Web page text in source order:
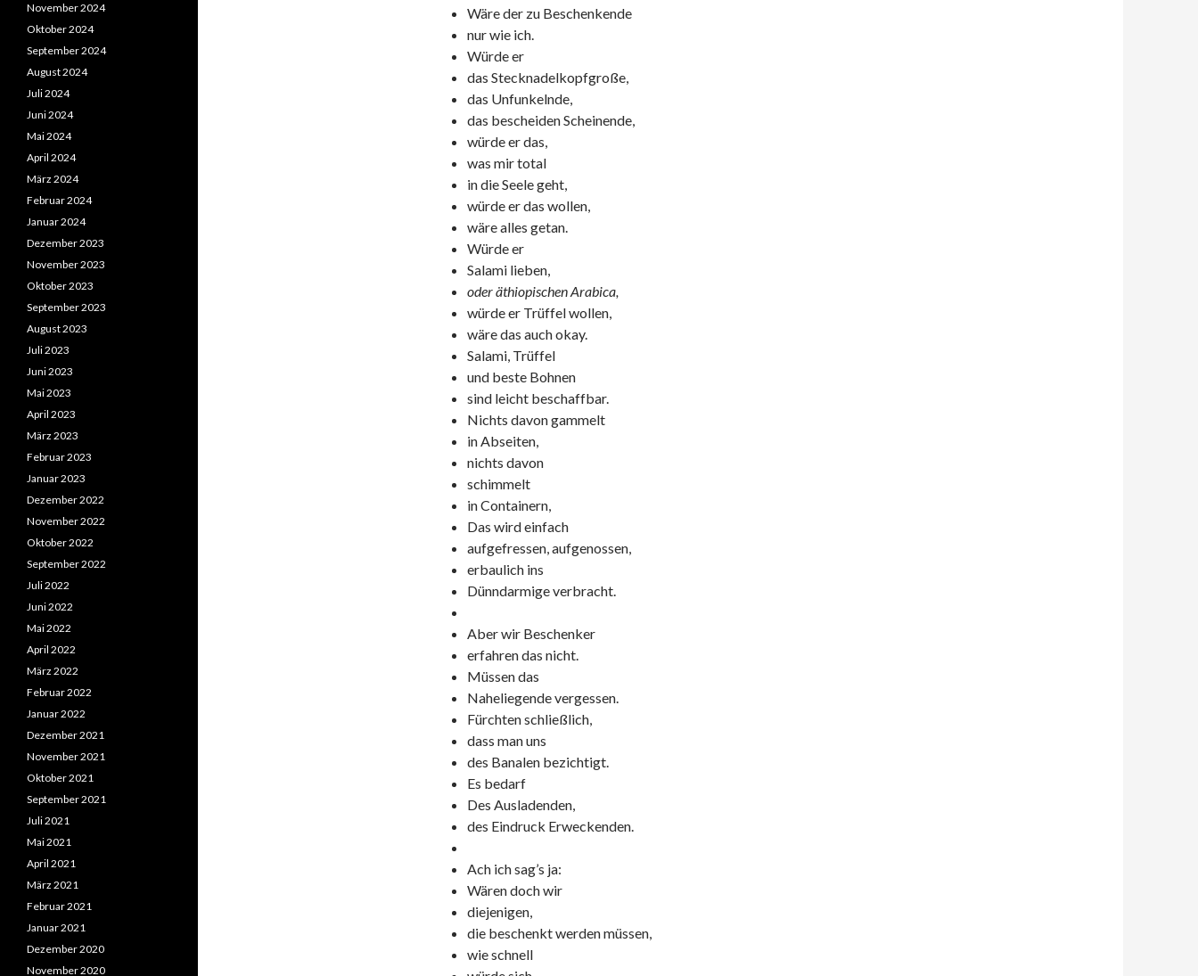
Wäre der zu Beschenkende
nur wie ich.
Würde er
das Stecknadelkopfgroße,
das Unfunkelnde,
das bescheiden Scheinende,
würde er das,
was mir total
in die Seele geht,
würde er das wollen,
wäre alles getan.
Würde er
Salami lieben,
oder äthiopischen Arabica,
würde er Trüffel wollen,
wäre das auch okay.
Salami, Trüffel
und beste Bohnen
sind leicht beschaffbar.
Nichts davon gammelt
in Abseiten,
nichts davon
schimmelt
in Containern,
Das wird einfach
aufgefressen, aufgenossen,
erbaulich ins
Dünndarmige verbracht.
Aber wir Beschenker
erfahren das nicht.
Müssen das
Naheliegende vergessen.
Fürchten schließlich,
dass man uns
des Banalen bezichtigt.
Es bedarf
Des Ausladenden,
des Eindruck Erweckenden.
Ach ich sag’s ja:
Wären doch wir
diejenigen,
die beschenkt werden müssen,
wie schnell
November 2024
Oktober 2024
September 2024
August 2024
Juli 2024
Juni 2024
Mai 2024
April 2024
März 2024
Februar 2024
Januar 2024
Dezember 2023
November 2023
Oktober 2023
September 2023
August 2023
Juli 2023
Juni 2023
Mai 2023
April 2023
März 2023
Februar 2023
Januar 2023
Dezember 2022
November 2022
Oktober 2022
September 2022
Juli 2022
Juni 2022
Mai 2022
April 2022
März 2022
Februar 2022
Januar 2022
Dezember 2021
November 2021
Oktober 2021
September 2021
Juli 2021
Mai 2021
April 2021
März 2021
Februar 2021
Januar 2021
Dezember 2020
November 2020